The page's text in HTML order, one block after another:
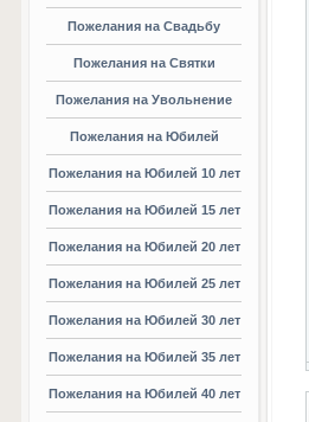
Пожелания на Свадьбу
Пожелания на Святки
Пожелания на Увольнение
Пожелания на Юбилей
Пожелания на Юбилей 10 лет
Пожелания на Юбилей 15 лет
Пожелания на Юбилей 20 лет
Пожелания на Юбилей 25 лет
Пожелания на Юбилей 30 лет
Пожелания на Юбилей 35 лет
Пожелания на Юбилей 40 лет